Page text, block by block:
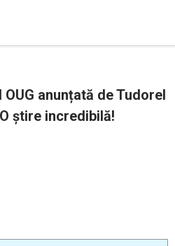
anunțată de Tudorel
știre incredibilă!